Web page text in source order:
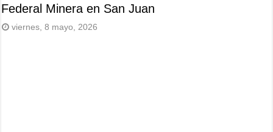
Federal Minera en San Juan
viernes, 8 mayo, 2026